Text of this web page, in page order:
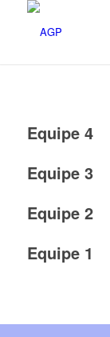
Equipe 4
Equipe 3
Equipe 2
Equipe 1